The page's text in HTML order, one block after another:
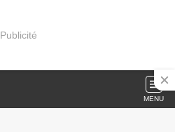
Publicité
MENU